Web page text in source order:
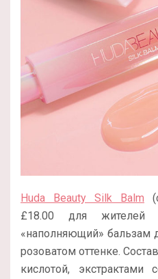
Huda Beauty Silk Balm
£18.00 для
«наполняющий» бальзам
розоватом оттенке.
кислотой,